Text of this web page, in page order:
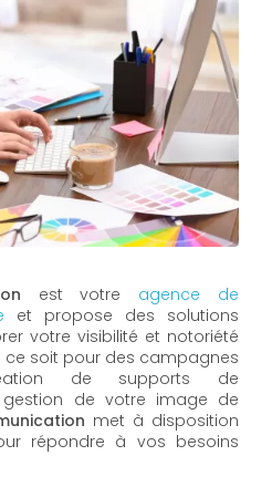
est votre agence de
et propose des solutions
votre visibilité et notoriété
ce soit pour des campagnes
de supports de
de votre image de
met à disposition
répondre à vos besoins